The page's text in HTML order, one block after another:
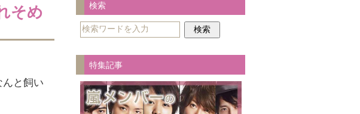
そめ
と飼い
検索
特集記事